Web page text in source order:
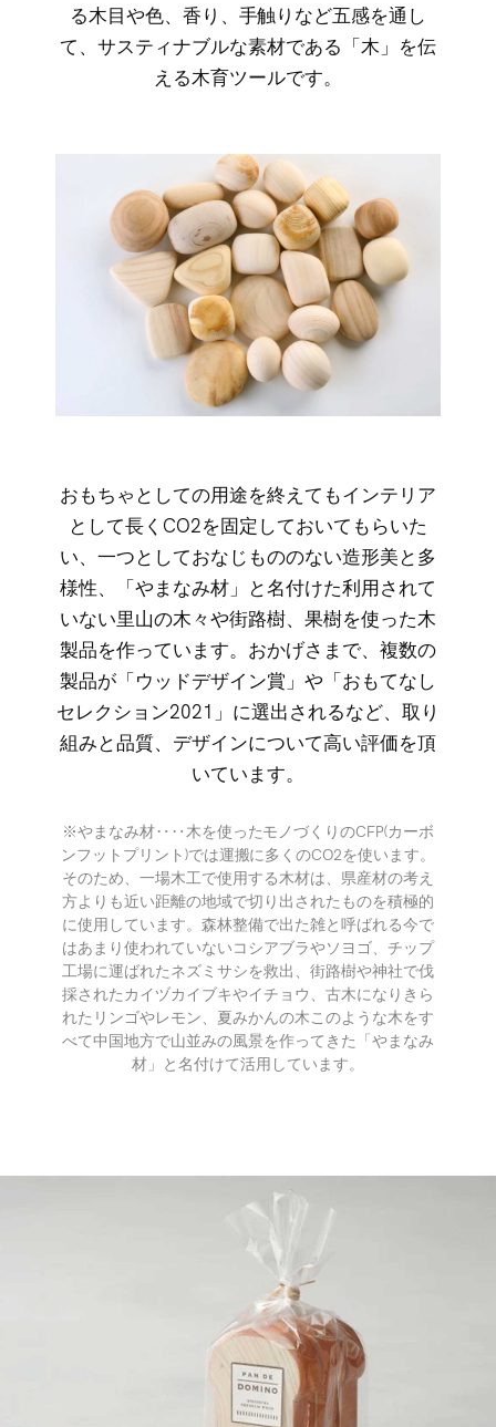
る木目や色、香り、手触りなど五感を通し
て、サスティナブルな素材である「木」を伝
える木育ツールです。
おもちゃとしての用途を終えてもインテリア
として長くCO2を固定しておいてもらいた
い、一つとしておなじもののない造形美と多
様性、「やまなみ材」と名付けた利用されて
いない里山の木々や街路樹、果樹を使った木
製品を作っています。おかげさまで、複数の
製品が「ウッドデザイン賞」や「おもてなし
セレクション2021」に選出されるなど、取り
組みと品質、デザインについて高い評価を頂
いています。
※やまなみ材‥‥木を使ったモノづくりのCFP(カーボ
ンフットプリント)では運搬に多くのCO2を使います。
そのため、一場木工で使用する木材は、県産材の考え
方よりも近い距離の地域で切り出されたものを積極的
に使用しています。森林整備で出た雑と呼ばれる今で
はあまり使われていないコシアブラやソヨゴ、チップ
工場に運ばれたネズミサシを救出、街路樹や神社で伐
採されたカイヅカイブキやイチョウ、古木になりきら
れたリンゴやレモン、夏みかんの木このような木をす
べて中国地方で山並みの風景を作ってきた「やまなみ
材」と名付けて活用しています。